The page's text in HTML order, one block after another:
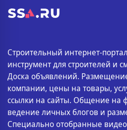
Строительный интернет-портал
инструмент для строителей и
Доска объявлений.
компании, цены на товары,
ссылки на сайты. Общение на
ведение личных блогов и
Специально отобранные